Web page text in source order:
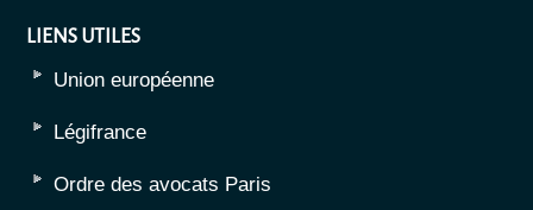
LIENS UTILES
Union européenne
Légifrance
Ordre des avocats Paris